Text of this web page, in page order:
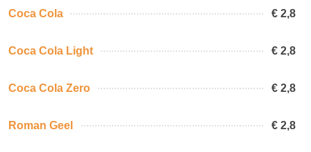
Coca Cola € 2,8
Coca Cola Light € 2,8
Coca Cola Zero € 2,8
Roman Geel € 2,8